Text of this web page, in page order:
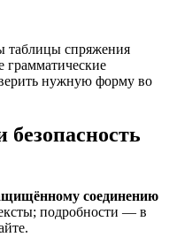
таблицы спряжения
грамматические
нужную форму во
соединению
подробности — в